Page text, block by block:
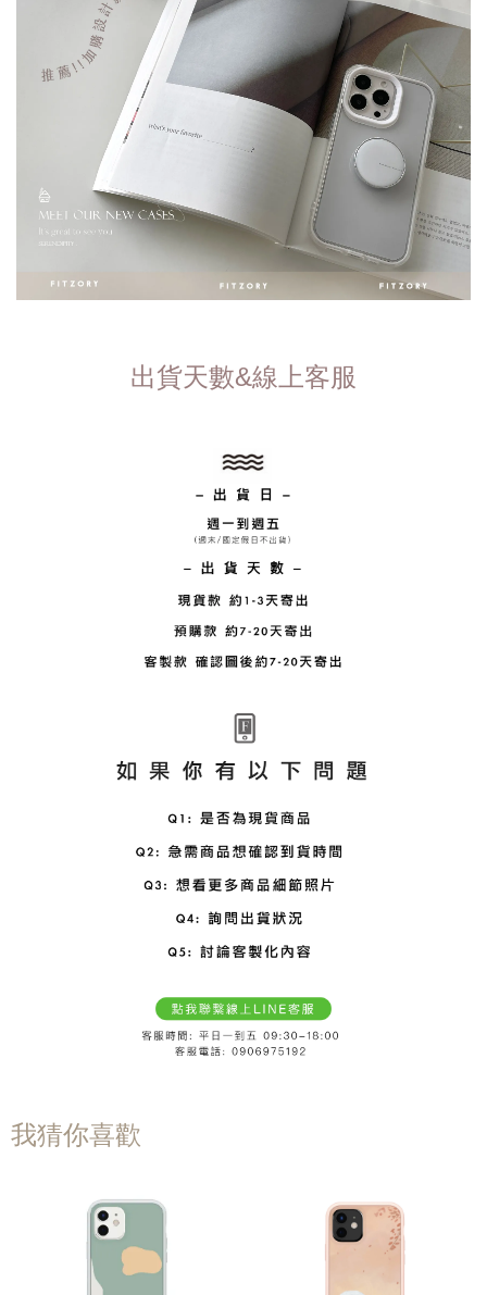
出貨天數&線上客服
我猜你喜歡